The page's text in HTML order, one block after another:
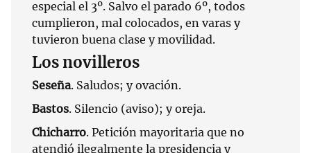
especial el 3º. Salvo el parado 6º, todos
cumplieron, mal colocados, en varas y
tuvieron buena clase y movilidad.
Los novilleros
Seseña. Saludos; y ovación.
Bastos. Silencio (aviso); y oreja.
Chicharro. Petición mayoritaria que no
atendió ilegalmente la presidencia y